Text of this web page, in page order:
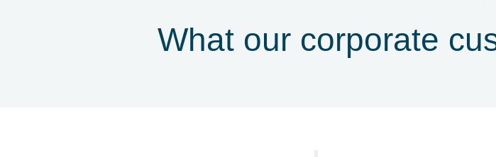
What our corporate